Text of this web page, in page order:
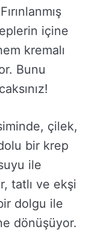
içine
kremalı
Bunu
çilek,
bir krep
ile
tatlı ve ekşi
dolgu ile
dönüşüyor.